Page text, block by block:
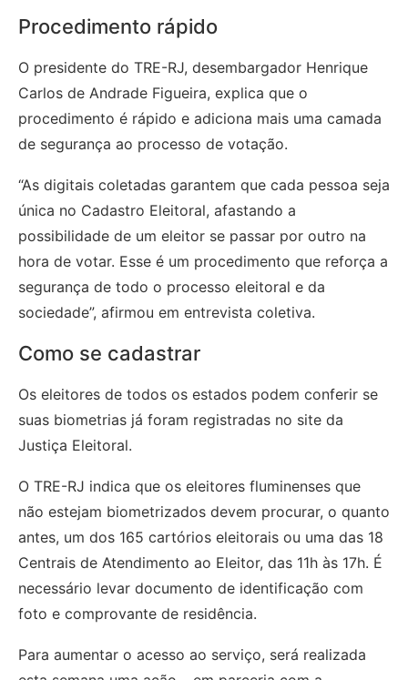
Procedimento rápido
O presidente do TRE-RJ, desembargador Henrique
Carlos de Andrade Figueira, explica que o
procedimento é rápido e adiciona mais uma camada
de segurança ao processo de votação.
“As digitais coletadas garantem que cada pessoa seja
única no Cadastro Eleitoral, afastando a
possibilidade de um eleitor se passar por outro na
hora de votar. Esse é um procedimento que reforça a
segurança de todo o processo eleitoral e da
sociedade”, afirmou em entrevista coletiva.
Como se cadastrar
Os eleitores de todos os estados podem conferir se
suas biometrias já foram registradas no site da
Justiça Eleitoral.
O TRE-RJ indica que os eleitores fluminenses que
não estejam biometrizados devem procurar, o quanto
antes, um dos 165 cartórios eleitorais ou uma das 18
Centrais de Atendimento ao Eleitor, das 11h às 17h. É
necessário levar documento de identificação com
foto e comprovante de residência.
Para aumentar o acesso ao serviço, será realizada